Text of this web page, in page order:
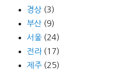
경상 (3)
부산 (9)
서울 (24)
전라(17)
제주 (25)